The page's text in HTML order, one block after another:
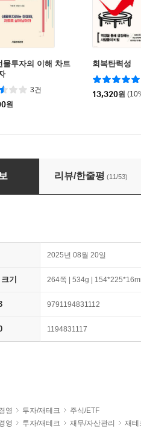
물투자의 이해 차트
3건
원
회복탄력성
13,320원
장 바닥 매매 비법
리뷰/한줄평 (11/53)
2025년 08월 20일
기 264쪽 | 534g |
9791194831112
1194831117
영 투자/재테크
주식/ETF
영 투자/재테크 재무/자산관리
재테